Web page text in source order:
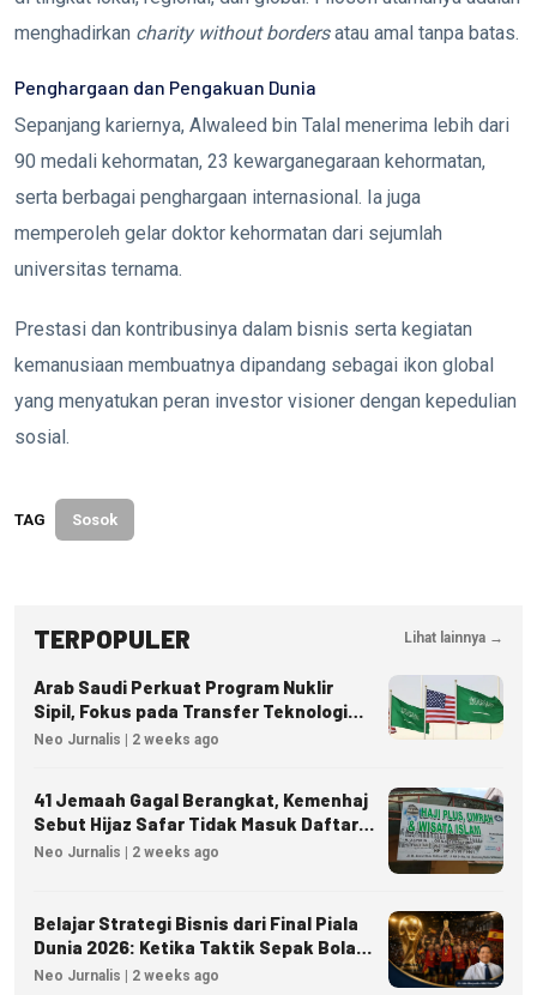
menghadirkan charity without bordersatau amal tanpa batas.
Penghargaan dan Pengakuan Dunia
Sepanjang kariernya, Alwaleed bin Talal menerima lebih dari
90 medali kehormatan, 23 kewarganegaraan kehormatan,
serta berbagai penghargaan internasional. Ia juga
memperoleh gelar doktor kehormatan dari sejumlah
universitas ternama.
Prestasi dan kontribusinya dalam bisnis serta kegiatan
kemanusiaan membuatnya dipandang sebagai ikon global
yang menyatukan peran investor visioner dengan kepedulian
sosial.
TAG Sosok
TERPOPULER Lihat lainnya →
Arab Saudi Perkuat Program Nuklir
Sipil, Fokus pada Transfer Teknologi
dan Kedaulatan Energi
Neo Jurnalis | 2 weeks ago
41 Jemaah Gagal Berangkat, Kemenhaj
Sebut Hijaz Safar Tidak Masuk Daftar
Resmi PPIU
Neo Jurnalis | 2 weeks ago
Belajar Strategi Bisnis dari Final Piala
Dunia 2026: Ketika Taktik Sepak Bola
Menjadi Inspirasi Kesuksesan Bisnis
Neo Jurnalis | 2 weeks ago